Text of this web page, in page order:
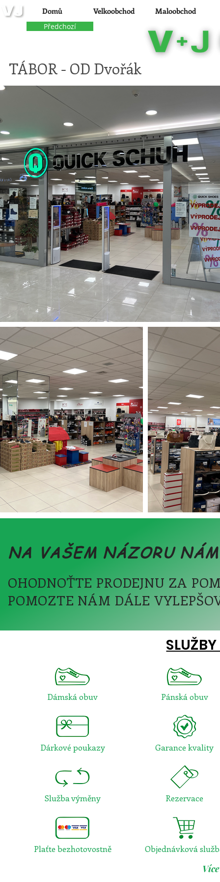
Domů Velkoobchod Maloobchod
Předchozí
TÁBOR - OD Dvořák
NA VAŠEM NÁZORU
OHODNOŤTE PRODEJNU ZA
POMOZTE NÁM DÁLE
Dámská obuv
Dárkové poukazy
Služba výměny
Plaťte bezhotovostně
Pánská obuv
Garance kvality
Rezervace
Objednávková